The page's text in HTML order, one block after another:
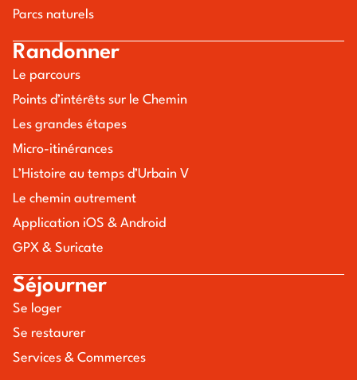
Parcs naturels
Randonner
Le parcours
Points d’intérêts sur le Chemin
Les grandes étapes
Micro-itinérances
L’Histoire au temps d’Urbain V
Le chemin autrement
Application iOS & Android
GPX & Suricate
Séjourner
Se loger
Se restaurer
Services & Commerces